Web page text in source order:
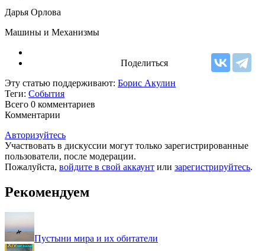
Дарья Орлова
Машины и Механизмы
Поделиться
Эту статью поддерживают: Борис Акулин
Теги: События
Всего 0 комментариев
Комментарии
Авторизуйтесь
Участвовать в дискуссии могут только зарегистрированные
пользователи, после модерации.
Пожалуйста, войдите в свой аккаунт или зарегистрируйтесь.
Рекомендуем
Пустыни мира и их обитатели